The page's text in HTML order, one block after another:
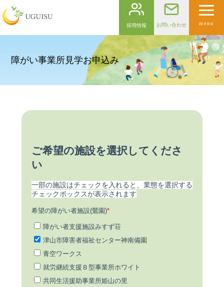
採用情報 お問い合わせ menu
障がい事業所見学お申込み